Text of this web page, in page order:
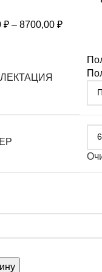
₽ – 8700,00 ₽